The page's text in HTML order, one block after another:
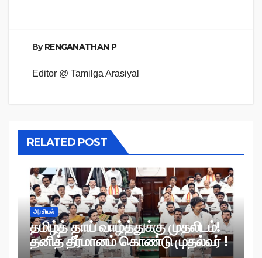
ByRENGANATHAN P
Editor @ Tamilga Arasiyal
RELATED POST
அரசியல்
தமிழ்த் தாய் வாழ்த்துக்கு முதலிடம்!
தனித் தீர்மானம் கொண்டு முதல்வர் !